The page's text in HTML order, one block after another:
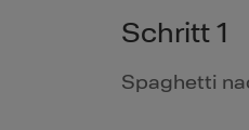
Schritt 1
Spaghetti